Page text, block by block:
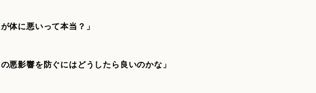
体に悪いって本当？」
悪影響を防ぐにはどうしたら良いのかな」